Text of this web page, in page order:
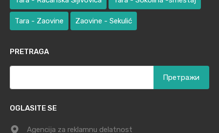
Tara - Zaovine Zaovine - Sekulić
PRETRAGA
OGLASITE SE
Agencija za reklamnu delatnost